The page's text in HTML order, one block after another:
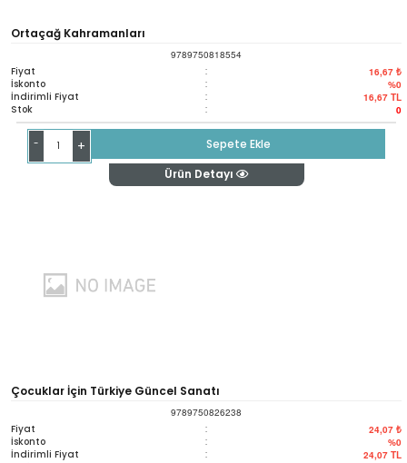
Ortaçağ Kahramanları
9789750818554
Fiyat : 16,67 ₺
İskonto : %0
İndirimli Fiyat : 16,67 TL
Stok : 0
- +
Sepete Ekle
Ürün Detayı
Çocuklar İçin Türkiye Güncel Sanatı
9789750826238
Fiyat : 24,07 ₺
İskonto : %0
İndirimli Fiyat : 24,07 TL